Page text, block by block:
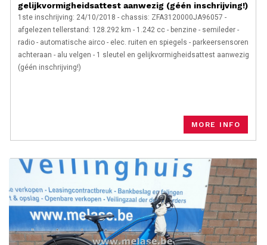
gelijkvormigheidsattest aanwezig (géén inschrijving!)
1ste inschrijving: 24/10/2018 - chassis: ZFA3120000JA96057 -
afgelezen tellerstand: 128.292 km - 1.242 cc - benzine - semileder -
radio - automatische airco - elec. ruiten en spiegels - parkeersensoren
achteraan - alu velgen - 1 sleutel en gelijkvormigheidsattest aanwezig
(géén inschrijving!)
MORE INFO